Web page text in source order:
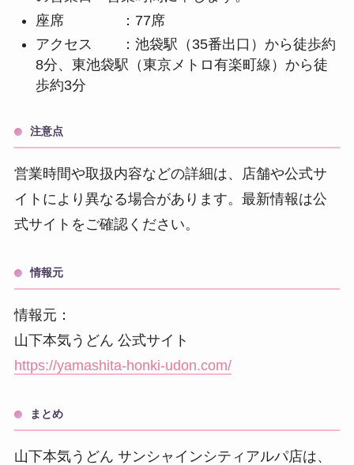
座席 ：77席
アクセス ：池袋駅（35番出口）から徒歩約
8分、東池袋駅（東京メトロ有楽町線）から徒
歩約3分
注意点
営業時間や取扱内容などの詳細は、店舗や公式サ
イトにより異なる場合があります。最新情報は公
式サイトをご確認ください。
情報元
情報元：
山下本気うどん 公式サイト
https://yamashita-honki-udon.com/
まとめ
山下本気うどん サンシャインシティアルパ店は、